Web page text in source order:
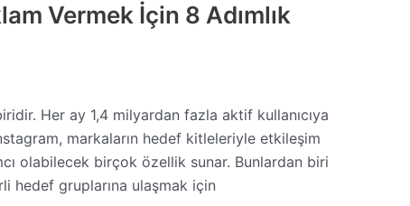
Vermek İçin 8 Adımlık
Her ay 1,4 milyardan fazla aktif kullanıcıya
markaların hedef kitleleriyle etkileşim
olabilecek birçok özellik sunar. Bunlardan biri
hedef gruplarına ulaşmak için